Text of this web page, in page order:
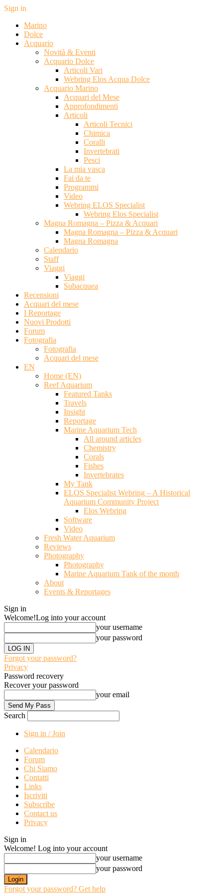
Sign in
Marino
Dolce
Acquario
Novità & Eventi
Acquario Dolce
Articoli Vari
Webring Elos Acqua Dolce
Acquario Marino
Acquari del Mese
Approfondimenti
Articoli
Articoli Tecnici
Chimica
Coralli
Invertebrati
Pesci
La mia vasca
Fai da te
Programmi
Video
Webring ELOS Specialist
Webring Elos Specialist
Magna Romagna – Pizza & Acquari
Magna Romagna – Pizza & Acquari
Magna Romagna
Calendario
Staff
Viaggi
Viaggi
Subacquea
Recensioni
Acquari del mese
I Reportage
Nuovi Prodotti
Forum
Fotografia
Fotografia
Acquari del mese
EN
Home (EN)
Reef Aquarium
Featured Tanks
Travels
Insight
Reportage
Marine Aquarium Tech
All around articles
Chemistry
Corals
Fishes
Invertebrates
My Tank
ELOS Specialist Webring – A Historical
Aquarium Community Project
Elos Webring
Software
Video
Fresh Water Aquarium
Reviews
Photography
Photography
Marine Aquarium Tank of the month
About
Events & Reportages
Sign in
Welcome!Log into your account
your username
your password
Forgot your password?
Privacy
Password recovery
Recover your password
your email
Search
Sign in / Join
Calendario
Forum
Chi Siamo
Contatti
Links
Iscriviti
Subscribe
Contact us
Privacy
Sign in
Welcome! Log into your account
your username
your password
Forgot your password? Get help